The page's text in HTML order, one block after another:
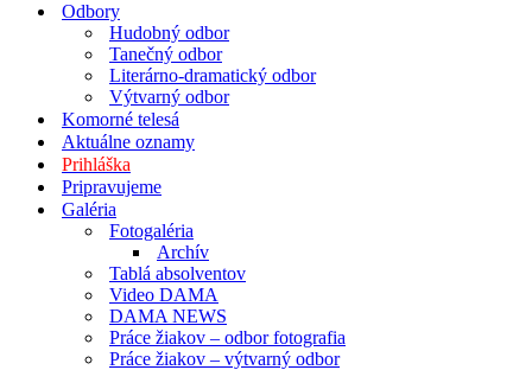
Odbory
Hudobný odbor
Tanečný odbor
Literárno-dramatický odbor
Výtvarný odbor
Komorné telesá
Aktuálne oznamy
Prihláška
Pripravujeme
Galéria
Fotogaléria
Archív
Tablá absolventov
Video DAMA
DAMA NEWS
Práce žiakov – odbor fotografia
Práce žiakov – výtvarný odbor